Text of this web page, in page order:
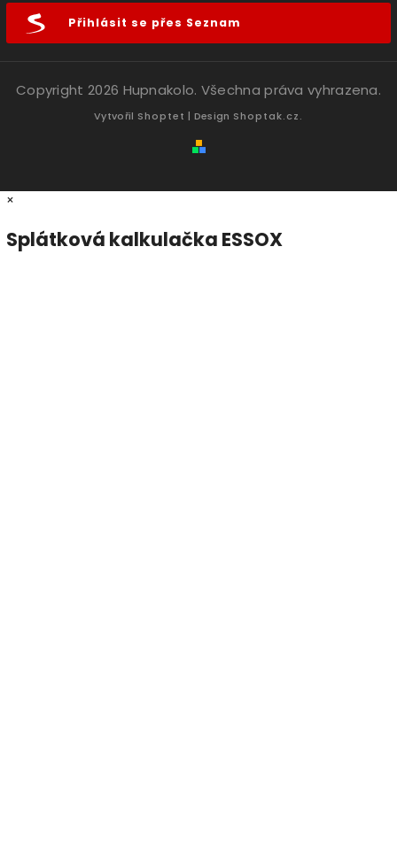
Přihlásit se přes Seznam
Copyright 2026 Hupnakolo. Všechna práva vyhrazena.
Vytvořil Shoptet | Design Shoptak.cz.
×
Splátková kalkulačka ESSOX